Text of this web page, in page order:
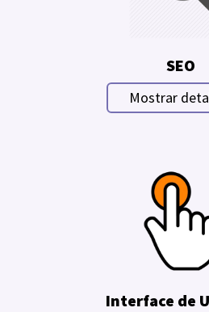
SEO
Mostrar
Interface de